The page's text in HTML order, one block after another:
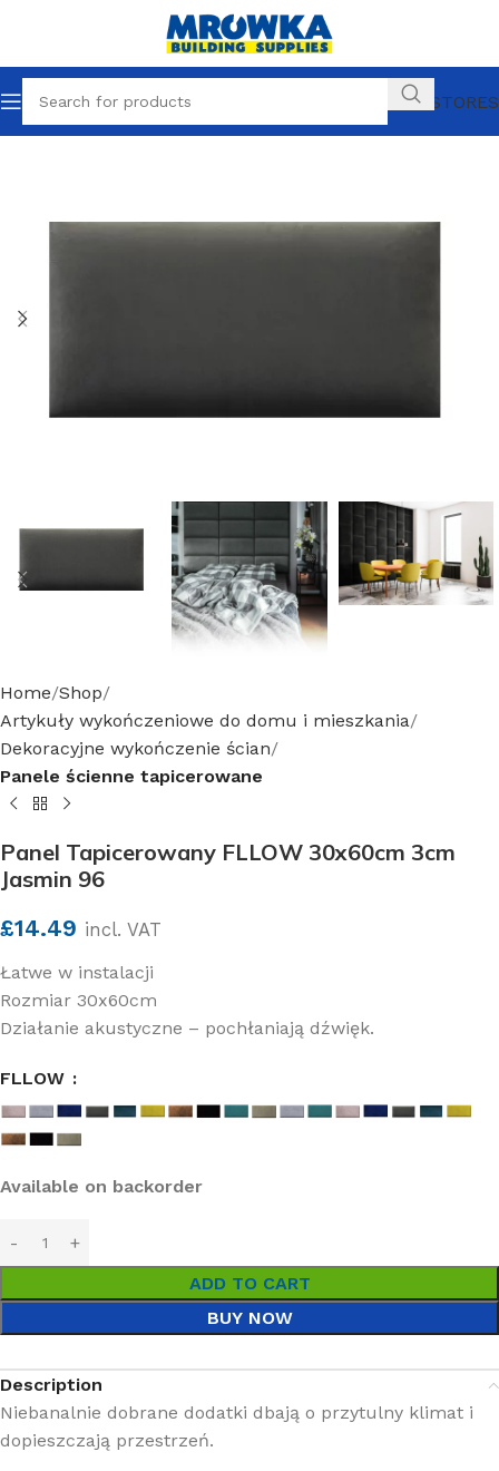
OUR STORES
Home Shop
Artykuły wykończeniowe do domu i mieszkania
Dekoracyjne wykończenie ścian
Panele ścienne tapicerowane
Panel Tapicerowany FLLOW 30x60cm 3cm
Jasmin 96
£14.49 incl. VAT
Łatwe w instalacji
Rozmiar 30x60cm
Działanie akustyczne – pochłaniają dźwięk.
FLLOW
Available on backorder
ADD TO CART
BUY NOW
Description
Niebanalnie dobrane dodatki dbają o przytulny klimat i
dopieszczają przestrzeń.